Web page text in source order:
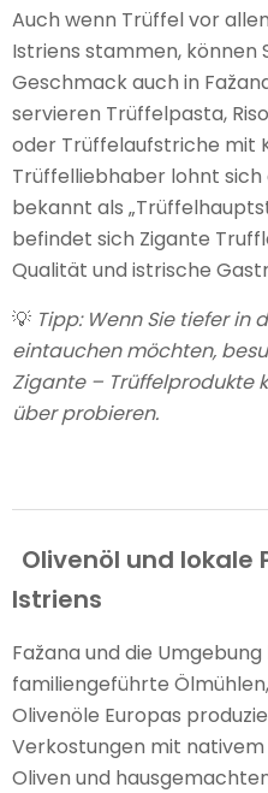
Auch wenn Trüffel vor
Istriens stammen, können
Geschmack auch in
servieren Trüffelpasta,
oder Trüffelaufstriche mit
Trüffelliebhaber lohnt sich
bekannt als
befindet sich Zigante
Qualität und istrische
💡 Tipp: Wenn Sie tiefer in
eintauchen möchten,
Zigante – Trüffelprodukte
über probieren.
Olivenöl und lokale
Istriens
Fažana und die
familiengeführte
Olivenöle Europas
Verkostungen mit
Oliven und